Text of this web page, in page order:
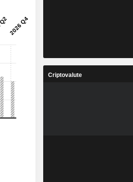
Criptovalute